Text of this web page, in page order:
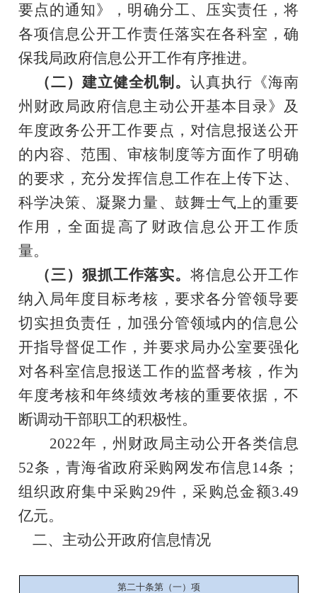
要点的通知》 ， 明确分工、压实责任， 将
各项信息公开工作责任落实在各科室， 确
保我局政府信息公开工作有序推进。
（二） 建立健全机制。认真执行《海南
州财政局政府信息主动公开基本目录》 及
年度政务公开工作要点 ，对信息报送公开
的内容、范围、审核制度等方面作了明确
的要求，充分发挥信息工作在上传下达、
科学决策、凝聚力量、鼓舞士气上的重要
作用
，全面提高了财政信息公开工作质
量。
（三）狠抓工作落实。将信息公开工作
纳入局年度目标考核，要求各分管领导要
切实担负责任，加强分管领域内的信息公
开指导督促工作，并要求局办公室要强化
对各科室信息报送工作的监督考核，作为
年度考核和年终绩效考核的重要依据 ， 不
断调动干部职工的积极性。
2022年，州财政局主动公开各类信息
52条，青海省政府采购网发布信息 14条；
组织政府集中采购29件，采购总金额3.49
亿元。
二、主动公开政府信息情况
第二十条第（一）项